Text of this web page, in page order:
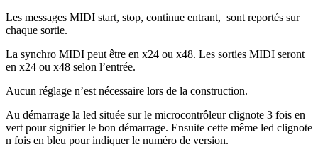
Les messages MIDI start, stop, continue entrant, sont reportés sur
chaque sortie.
La synchro MIDI peut être en x24 ou x48. Les sorties MIDI seront
en x24 ou x48 selon l’entrée.
Aucun réglage n’est nécessaire lors de la construction.
Au démarrage la led située sur le microcontrôleur clignote 3 fois en
vert pour signifier le bon démarrage. Ensuite cette même led clignote
n fois en bleu pour indiquer le numéro de version.